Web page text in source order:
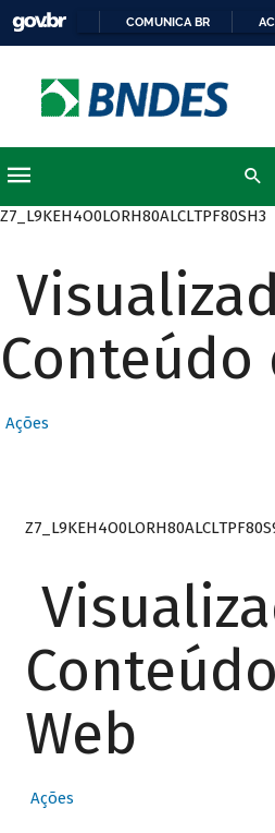
COMUNICA BR
Z7_L9KEH4O0LORH80ALCLTPF80SH3
Conteúdo
Ações
Web
Ações